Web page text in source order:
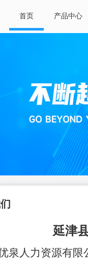
首页 产品中心
延津
泉人力资源有限